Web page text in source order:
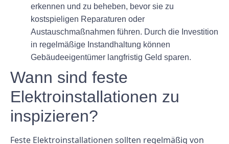
erkennen und zu beheben, bevor sie zu
kostspieligen Reparaturen oder
Austauschmaßnahmen führen. Durch die Investition
in regelmäßige Instandhaltung können
Gebäudeeigentümer langfristig Geld sparen.
Wann sind feste
Elektroinstallationen zu
inspizieren?
Feste Elektroinstallationen sollten regelmäßig von